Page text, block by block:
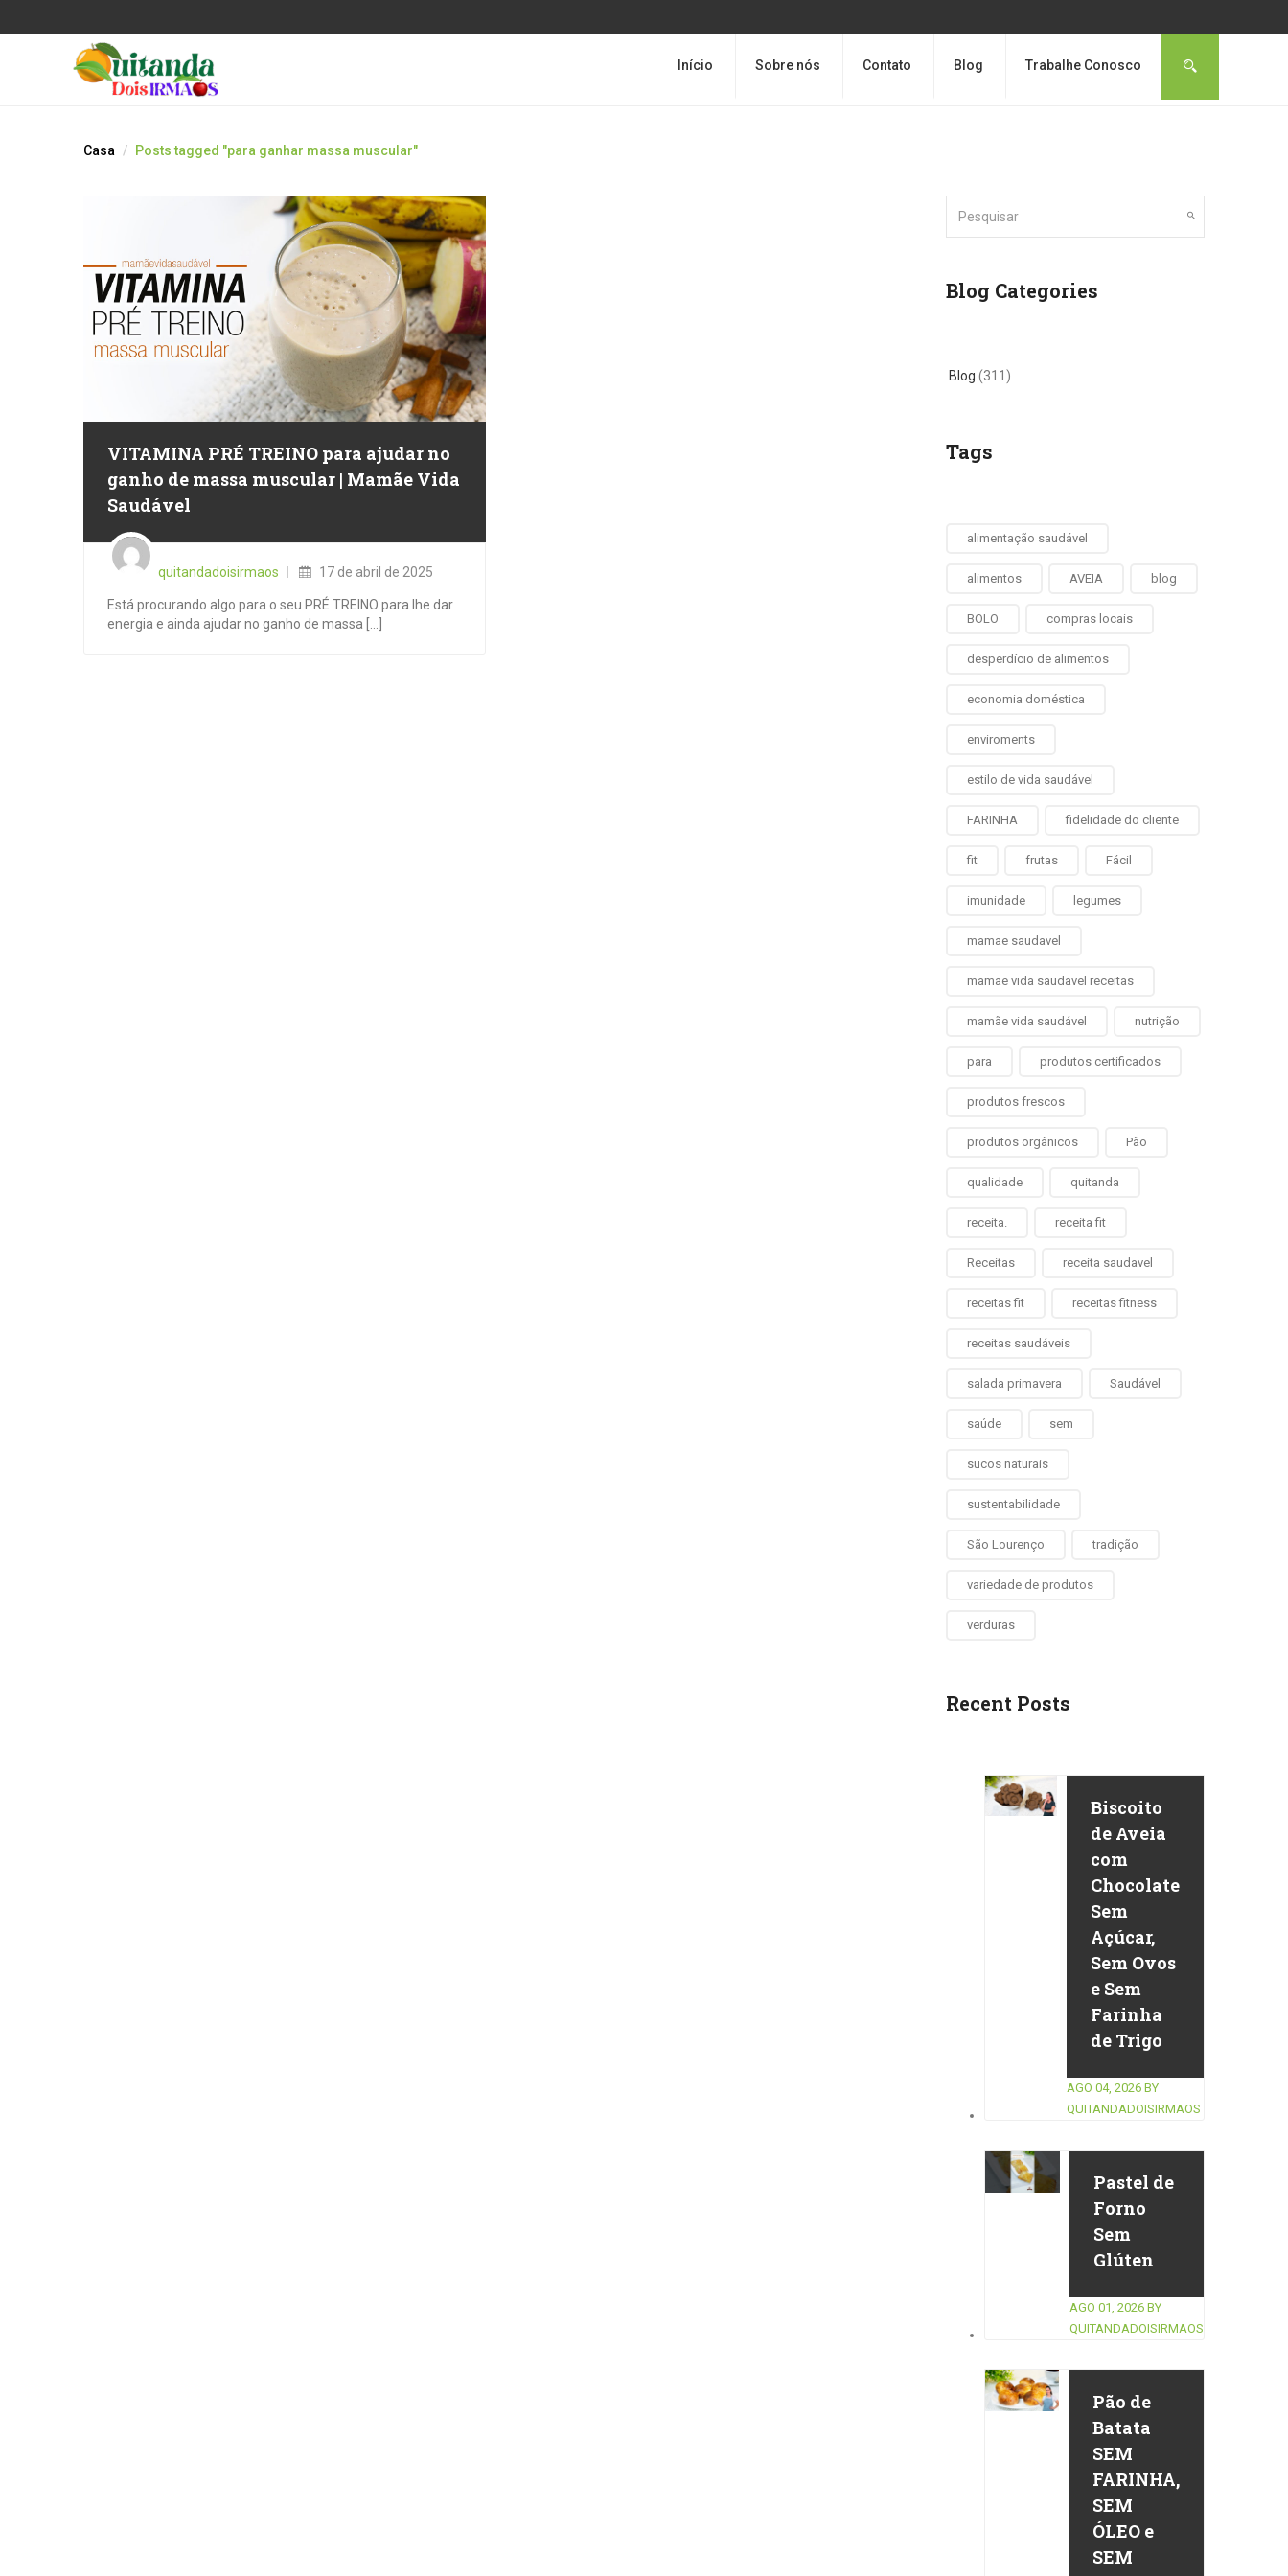
Início Sobre nós Contato Blog Trabalhe Conosco
Casa Posts tagged "para ganhar massa muscular"
VITAMINA PRÉ TREINO para ajudar no
ganho de massa muscular | Mamãe Vida
Saudável
quitandadoisirmaos
Posted
on
17 de abril de 2025
Está procurando algo para o seu PRÉ TREINO para lhe dar
energia e ainda ajudar no ganho de massa [...]
Blog Categories
Blog (311)
Tags
alimentação saudável
alimentos AVEIA blog
BOLO compras locais
desperdício de alimentos
economia doméstica
enviroments
estilo de vida saudável
FARINHA fidelidade do cliente
fit frutas Fácil
imunidade legumes
mamae saudavel
mamae vida saudavel receitas
mamãe vida saudável nutrição
para produtos certificados
produtos frescos
produtos orgânicos Pão
qualidade quitanda
receita. receita fit
Receitas receita saudavel
receitas fit receitas fitness
receitas saudáveis
salada primavera Saudável
saúde sem
sucos naturais
sustentabilidade
São Lourenço tradição
variedade de produtos
verduras
Recent Posts
Biscoito
de Aveia
com
Chocolate
Sem
Açúcar,
Sem Ovos
e Sem
Farinha
de Trigo
AGO 04, 2026 BY
QUITANDADOISIRMAOS
Pastel de
Forno
Sem
Glúten
AGO 01, 2026 BY
QUITANDADOISIRMAOS
Pão de
Batata
SEM
FARINHA,
SEM
ÓLEO e
SEM